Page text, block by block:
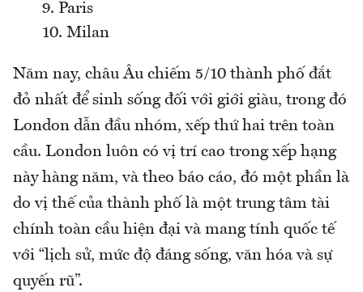
9. Paris
10. Milan
Năm nay, châu Âu chiếm 5/10 thành phố đắt
đỏ nhất để sinh sống đối với giới giàu, trong đó
London dẫn đầu nhóm, xếp thứ hai trên toàn
cầu. London luôn có vị trí cao trong xếp hạng
này hàng năm, và theo báo cáo, đó một phần là
do vị thế của thành phố là một trung tâm tài
chính toàn cầu hiện đại và mang tính quốc tế
với “lịch sử, mức độ đáng sống, văn hóa và sự
quyến rũ”.